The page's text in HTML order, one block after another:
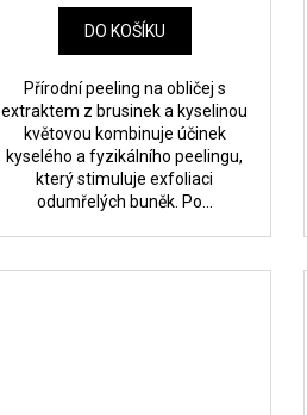
DO KOŠÍKU
Přírodní peeling na obličej s
extraktem z brusinek a kyselinou
květovou kombinuje účinek
kyselého a fyzikálního peelingu,
který stimuluje exfoliaci
odumřelých buněk. Po...